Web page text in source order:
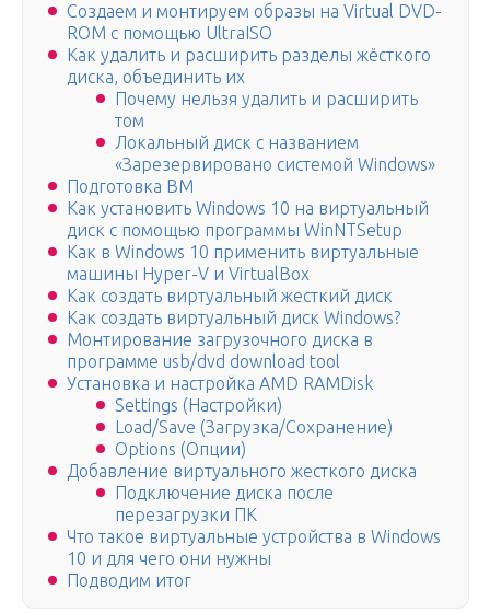
Создаем и монтируем образы на Virtual DVD-
ROM с помощью UltraISO
Как удалить и расширить разделы жёсткого
диска, объединить их
Почему нельзя удалить и расширить
том
Локальный диск с названием
«Зарезервировано системой Windows»
Подготовка ВМ
Как установить Windows 10 на виртуальный
диск с помощью программы WinNTSetup
Как в Windows 10 применить виртуальные
машины Hyper-V и VirtualBox
Как создать виртуальный жесткий диск
Как создать виртуальный диск Windows?
Монтирование загрузочного диска в
программе usb/dvd download tool
Установка и настройка AMD RAMDisk
Settings (Настройки)
Load/Save (Загрузка/Сохранение)
Options (Опции)
Добавление виртуального жесткого диска
Подключение диска после
перезагрузки ПК
Что такое виртуальные устройства в Windows
10 и для чего они нужны
Подводим итог